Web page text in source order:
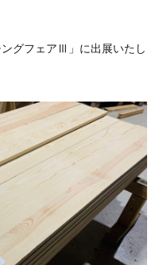
グフェアⅢ」に出展いたし